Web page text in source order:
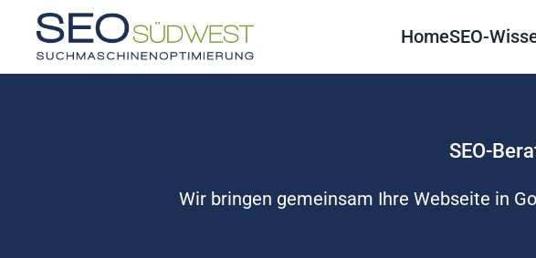
Skip to main content
HomeSEO-
SEO-
Wir bringen gemeinsam Ihre Webseite in